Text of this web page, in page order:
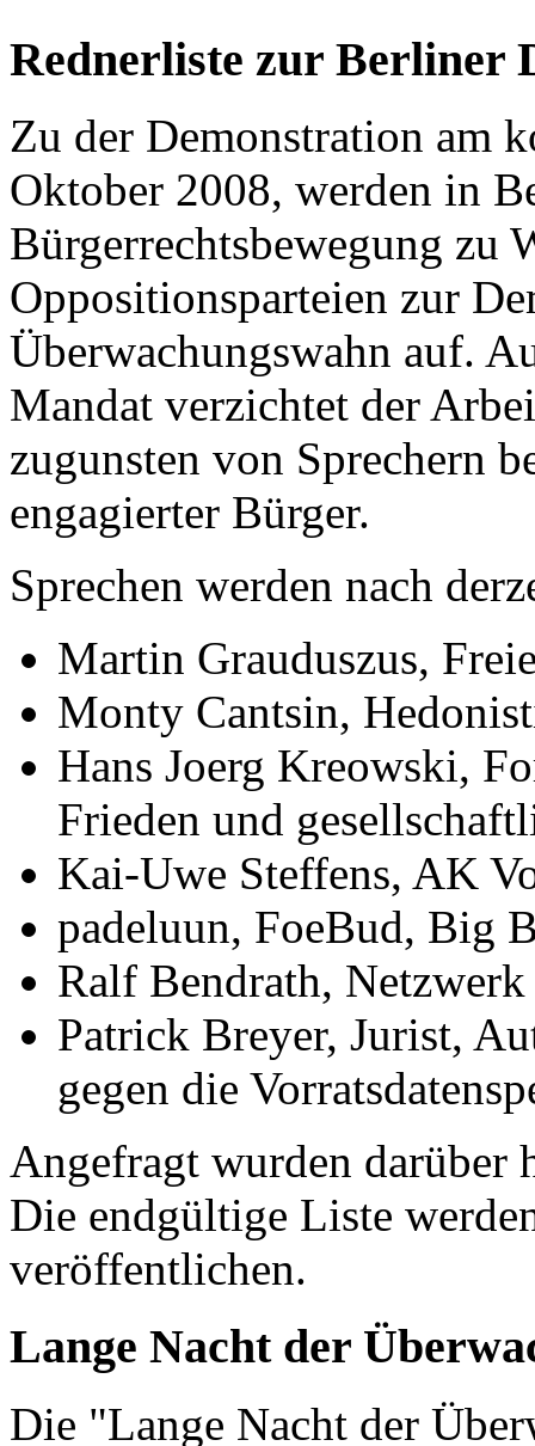
Rednerliste zur Berliner
Zu der Demonstration am
Oktober 2008, werden in
Bürgerrechtsbewegung zu
Oppositionsparteien zur
Überwachungswahn auf.
Mandat verzichtet der
zugunsten von Sprechern
engagierter Bürger.
Sprechen werden nach
Martin Grauduszus,
Monty Cantsin,
Hans Joerg Kreowski,
Frieden und
Kai-Uwe Steffens, AK
padeluun, FoeBud, Big
Ralf Bendrath,
Patrick Breyer, Jurist,
gegen die
Angefragt wurden darüber
Die endgültige Liste
veröffentlichen.
Lange Nacht der
Die "Lange Nacht der